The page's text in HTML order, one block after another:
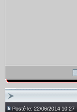
Posté le: 22/06/2014 10:27